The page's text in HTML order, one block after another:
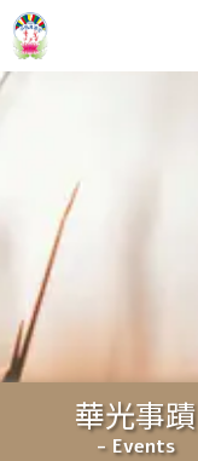
華光事蹟
- Events